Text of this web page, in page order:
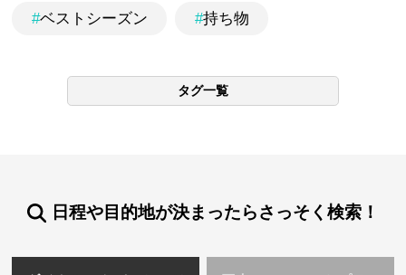
#ベストシーズン #持ち物
タグ一覧
日程や目的地が決まったらさっそく検索！